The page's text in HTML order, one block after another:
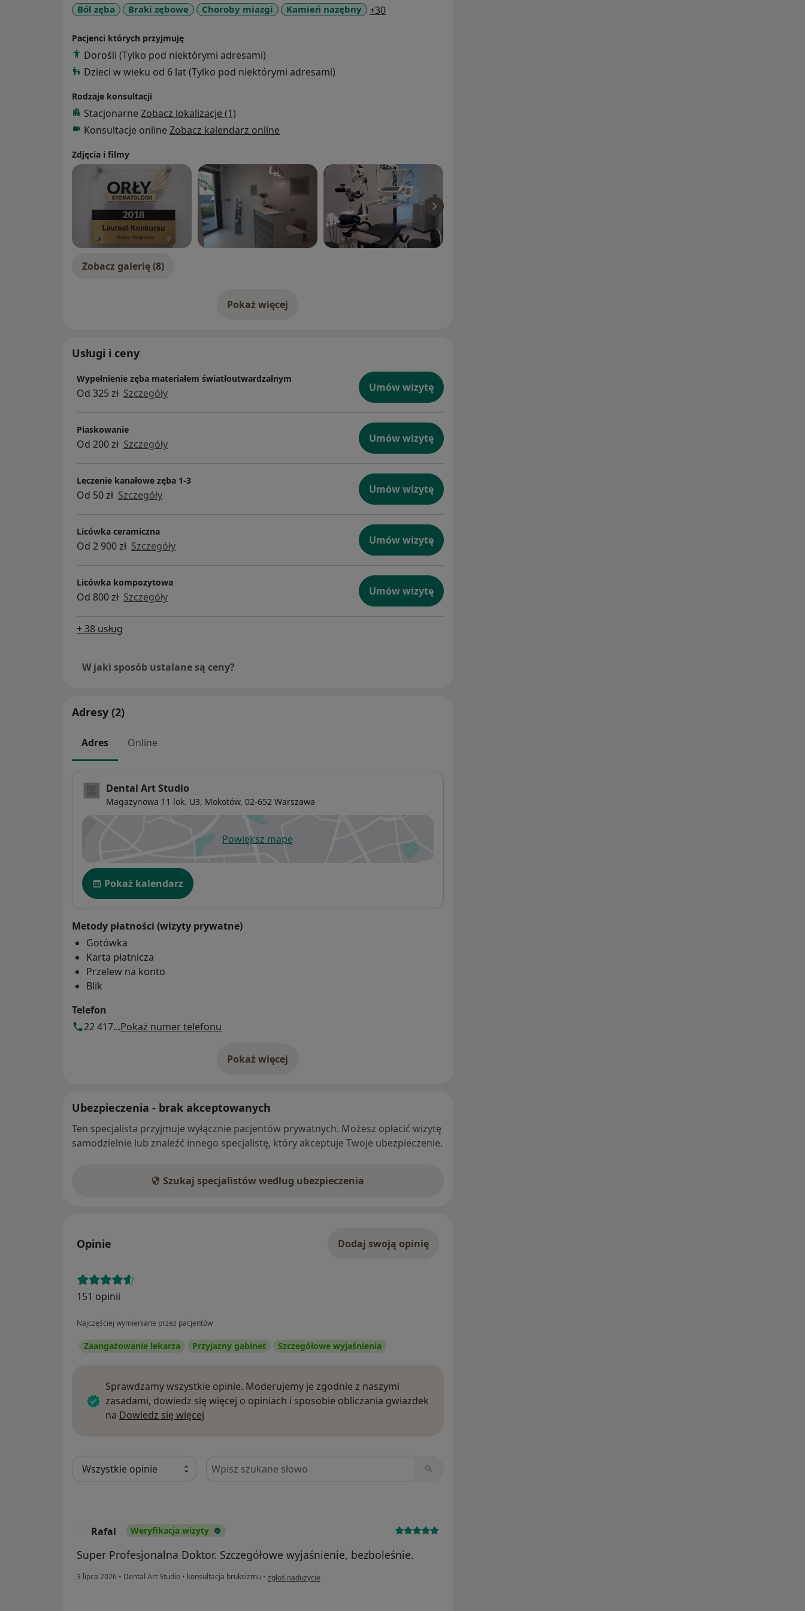
Ból zęba Braki zębowe Choroby miazgi Kamień nazębny +30a11y_sr_more_diseases
Pacjenci których przyjmuję
Dorośli (Tylko pod niektórymi adresami)
Dzieci w wieku od 6 lat (Tylko pod niektórymi adresami)
Rodzaje konsultacji
Stacjonarne Zobacz lokalizacje (1)
Konsultacje online Zobacz kalendarz online
Zdjęcia i filmy
Zobacz galerię (8)
Pokaż więcejo doświadczeniu
Usługi i ceny
Wypełnienie zęba materiałem światłoutwardzalnym
Od 325 zł Szczegóły Umów wizytę
Piaskowanie
Od 200 zł Szczegóły Umów wizytę
Leczenie kanałowe zęba 1-3
Od 50 zł Szczegóły Umów wizytę
Licówka ceramiczna
Od 2 900 zł Szczegóły Umów wizytę
Licówka kompozytowa
Od 800 zł Szczegóły Umów wizytę
+ 38 usług
W jaki sposób ustalane są ceny?
Adresy (2)
Adres Online
Dental Art Studio
Magazynowa 11 lok. U3, Mokotów, 02-652 Warszawa
Powiększ mapęotwiera się w nowej karcie
Dostępność
Pokaż kalendarz
Metody płatności (wizyty prywatne)
Gotówka
Karta płatnicza
Przelew na konto
Blik
Telefon
22 417...Pokaż numer telefonu
Pokaż więcej
o adresie
Ubezpieczenia - brak akceptowanych
Ten specjalista przyjmuje wyłącznie pacjentów prywatnych. Możesz opłacić wizytę
samodzielnie lub znaleźć innego specjalistę, który akceptuje Twoje ubezpieczenie.
Szukaj specjalistów według ubezpieczenia
Opinie Dodaj swoją opinię
151 opinii
Najczęściej wymieniane przez pacjentów
Zaangażowanie lekarza Przyjazny gabinet Szczegółowe wyjaśnienia
Sprawdzamy wszystkie opinie. Moderujemy je zgodnie z naszymi
zasadami, dowiedz się więcej o opiniach i sposobie obliczania gwiazdek
na Dowiedz się więcej
Szukaj w opiniach
Rafal Weryfikacja wizyty
Super Profesjonalna Doktor. Szczegółowe wyjaśnienie, bezboleśnie.
3 lipca 2026 • Dental Art Studio • konsultacja bruksizmu • w opinii użytkownika Rafal
zgłoś nadużycie